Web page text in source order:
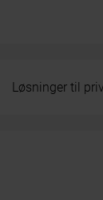
Løsninger til